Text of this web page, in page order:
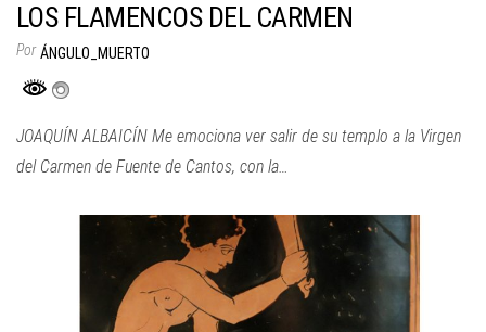
LOS FLAMENCOS DEL CARMEN
Por ÁNGULO_MUERTO
JOAQUÍN ALBAICÍN Me emociona ver salir de su templo a la Virgen
del Carmen de Fuente de Cantos, con la…